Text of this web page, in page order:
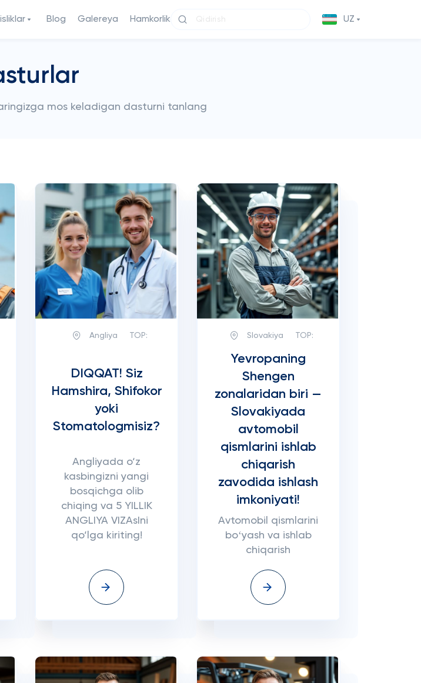
Blog Galereya Hamkorlik UZ
mos keladigan dasturni tanlang
Angliya TOP:
DIQQAT! Siz
Hamshira, Shifokor
yoki
Stomatologmisiz?
Angliyada o‘z
kasbingizni yangi
bosqichga olib
chiqing va 5 YILLIK
ANGLIYA VIZAsIni
qo‘lga kiriting!
Slovakiya TOP:
Yevropaning
Shengen
zonalaridan biri —
Slovakiyada
avtomobil
qismlarini ishlab
chiqarish
zavodida ishlash
imkoniyati!
Avtomobil qismlarini
boʻyash va ishlab
chiqarish